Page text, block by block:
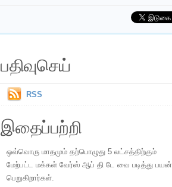
பதிவுசெய்
RSS
இதைப்பற்றி
ஒவ்வொரு மாதமும் தற்பொழுது 5 லட்சத்திற்கும்
மேற்பட்ட மக்கள் வேர்ஸ் ஆப் தி டே வை படித்து பயன்
பெறுகிறார்கள்.